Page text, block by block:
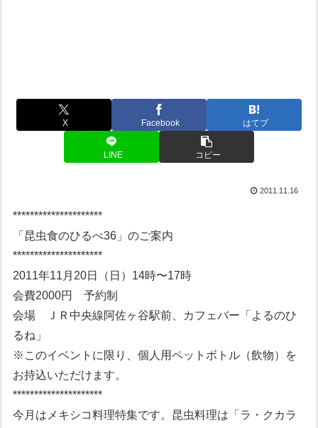
X Facebook はてブ
LINE コピー
2011.11.16
*********************
「昆虫食のひるべ36」のご案内
*********************
2011年11月20日（日）14時〜17時
会費2000円 予約制
会場 ＪＲ中央線阿佐ヶ谷駅前、カフェバー「よるのひ
るね」
※このイベントに限り、個人用ペットボトル（飲物）を
お持込いただけます。
*********************
今月はメキシコ料理特集です。昆虫料理は「ラ・クカラ